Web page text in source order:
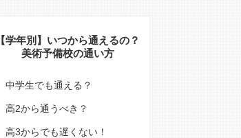
【学年別】いつから通えるの？
美術予備校の通い方
中学生でも通える？
高2から通うべき？
高3からでも遅くない！